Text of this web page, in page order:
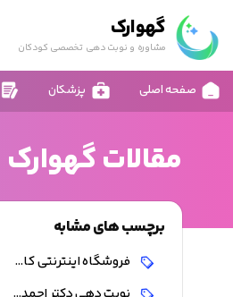
گهوارک
مشاوره و نوبت دهی تخصصی کودکان
صفحه اصلی پزشکان
مقالات گهوارک
برچسب های مشابه
فروشگاه اینترنتی کالای کودک و نوزاد